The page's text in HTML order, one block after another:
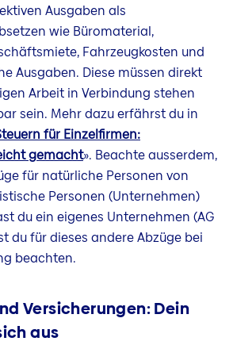
Ausgaben als
wie Büromaterial,
Fahrzeugkosten und
Ausgaben. Diese müssen direkt
Arbeit in Verbindung stehen
sein. Mehr dazu erfährst du in
für Einzelfirmen:
gemacht». Beachte ausserdem,
für natürliche Personen von
Personen (Unternehmen)
du ein eigenes Unternehmen (AG
du für dieses andere Abzüge bei
beachten.
Versicherungen: Dein
aus